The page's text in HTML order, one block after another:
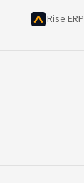
Rise ERP